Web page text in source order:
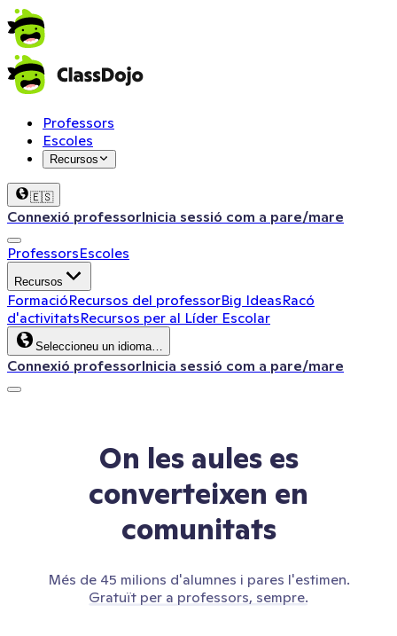
Professors
Escoles
Recursos
🇪🇸
Connexió professorInicia sessió com a pare/mare
ProfessorsEscoles
Recursos
FormacióRecursos del professorBig IdeasRacó
d'activitatsRecursos per al Líder Escolar
Seleccioneu un idioma…
Connexió professorInicia sessió com a pare/mare
On les aules es
converteixen en
comunitats
Més de 45 milions d'alumnes i pares l'estimen.
Gratuït per a professors, sempre.